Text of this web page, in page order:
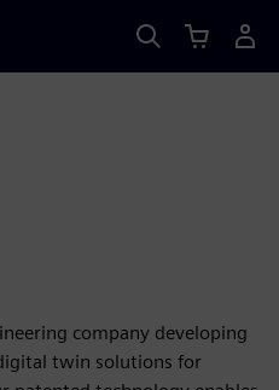
company developing
twin solutions for